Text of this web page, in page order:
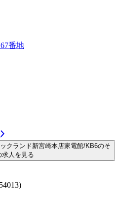
番地
クランド新宮崎本店家電館/KB6のそ
求人を見る